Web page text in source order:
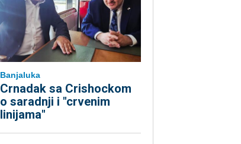
Banjaluka
Crnadak sa Crishockom
o saradnji i "crvenim
linijama"